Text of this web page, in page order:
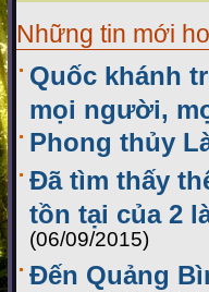
Những tin mới
Quốc khánh
mọi người,
Phong thủy
Đã tìm thấy
tồn tại của 2
(06/09/2015)
Đến Quảng